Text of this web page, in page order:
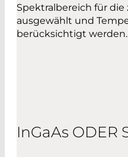
Spektralbereich für die
ausgewählt und
berücksichtigt werden.
InGaAs ODER